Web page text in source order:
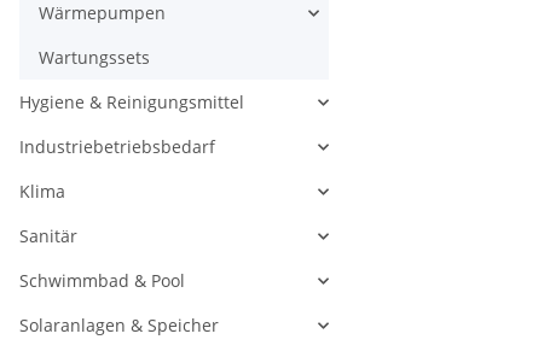
Wärmepumpen
Wartungssets
Hygiene & Reinigungsmittel
Industriebetriebsbedarf
Klima
Sanitär
Schwimmbad & Pool
Solaranlagen & Speicher